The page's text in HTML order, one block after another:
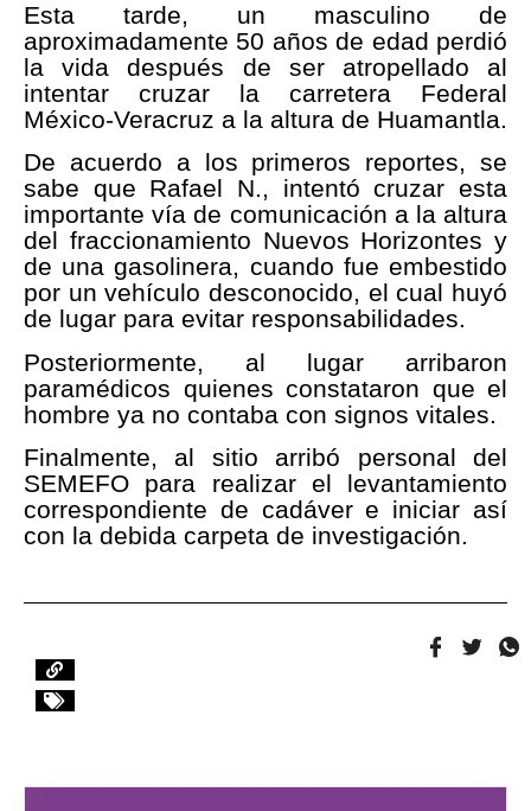
Esta tarde, un masculino de
aproximadamente 50 años de edad perdió
la vida después de ser atropellado al
intentar cruzar la carretera Federal
México-Veracruz a la altura de Huamantla.
De acuerdo a los primeros reportes, se
sabe que Rafael N., intentó cruzar esta
importante vía de comunicación a la altura
del fraccionamiento Nuevos Horizontes y
de una gasolinera, cuando fue embestido
por un vehículo desconocido, el cual huyó
de lugar para evitar responsabilidades.
Posteriormente, al lugar arribaron
paramédicos quienes constataron que el
hombre ya no contaba con signos vitales.
Finalmente, al sitio arribó personal del
SEMEFO para realizar el levantamiento
correspondiente de cadáver e iniciar así
con la debida carpeta de investigación.